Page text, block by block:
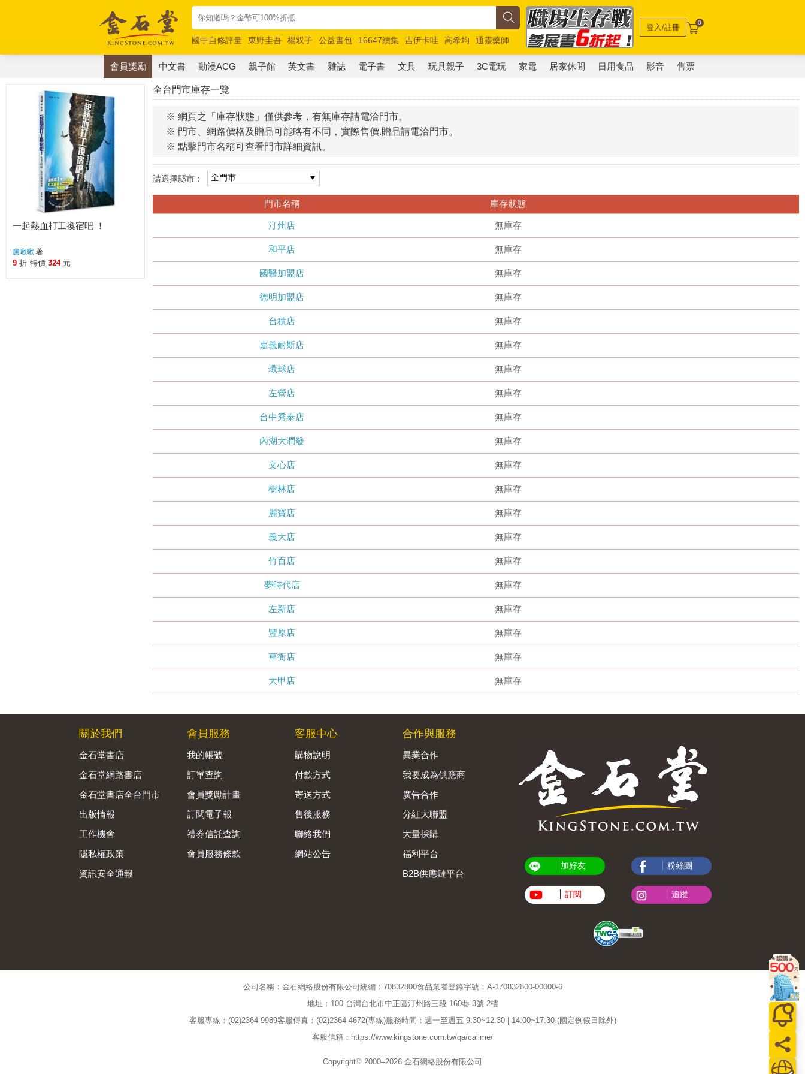
國中自修評量 東野圭吾 楊双子 公益書包 16647續集 吉伊卡哇 高希均
通靈藥師
唯紅花綻放
奧德賽 路邊攤新作 馬斯克 玩具總動員5 超慢跑
登入/註冊 0
會員獎勵 中文書 動漫ACG 親子館 英文書 雜誌 電子書 文具 玩具親子 3C電玩 家電 居家休閒 日用食品 影音 售票
全台門市庫存一覽
※ 網頁之「庫存狀態」僅供參考，有無庫存請電洽門市。
※ 門市、網路價格及贈品可能略有不同，實際售價.贈品請電洽門市。
※ 點擊門市名稱可查看門市詳細資訊。
請選擇縣市：
門市名稱 庫存狀態
汀州店 無庫存
和平店 無庫存
國醫加盟店 無庫存
德明加盟店 無庫存
台積店 無庫存
嘉義耐斯店 無庫存
環球店 無庫存
左營店 無庫存
台中秀泰店 無庫存
內湖大潤發 無庫存
文心店 無庫存
樹林店 無庫存
麗寶店 無庫存
義大店 無庫存
竹百店 無庫存
夢時代店 無庫存
左新店 無庫存
豐原店 無庫存
草衙店 無庫存
大甲店 無庫存
一起熱血打工換宿吧 ！
盧啾啾 著
9 折 特價 324 元
關於我們
金石堂書店
金石堂網路書店
金石堂書店全台門市
出版情報
工作機會
隱私權政策
資訊安全通報
會員服務
我的帳號
訂單查詢
會員獎勵計畫
訂閱電子報
禮券信託查詢
會員服務條款
客服中心
購物說明
付款方式
寄送方式
售後服務
聯絡我們
網站公告
合作與服務
異業合作
我要成為供應商
廣告合作
分紅大聯盟
大量採購
福利平台
B2B供應鏈平台
加好友
訂閱
粉絲團
追蹤
公司名稱：金石網絡股份有限公司 統編：70832800食品業者登錄字號：A-170832800-00000-6
地址：100 台灣台北市中正區汀州路三段 160巷 3號 2樓
客服專線：(02)2364-9989客服傳真：(02)2364-4672(專線)服務時間：週一至週五 9:30~12:30 | 14:00~17:30 (國定例假日除外)
客服信箱：https://www.kingstone.com.tw/qa/callme/
Copyright© 2000–2026 金石網絡股份有限公司